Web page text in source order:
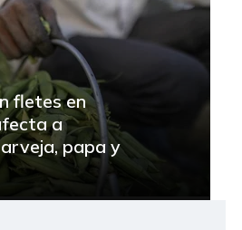
fletes en
a
papa y